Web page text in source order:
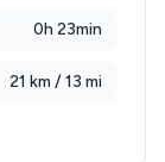
0h 23min
21 km / 13 mi